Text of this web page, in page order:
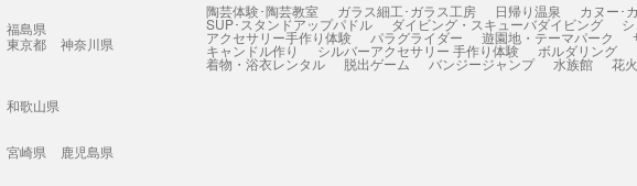
福島県
東京都
神奈川県
和歌山県
宮崎県
鹿児島県
陶芸体験･陶芸教室 ガラス細工･ガラス工房 日帰り温泉 カヌー･
SUP･スタンドアップパドル ダイビング・スキューバダイビング
アクセサリー手作り体験 パラグライダー 遊園地・テーマパーク
キャンドル作り シルバーアクセサリー 手作り体験 ボルダリング
着物・浴衣レンタル 脱出ゲーム バンジージャンプ 水族館 花